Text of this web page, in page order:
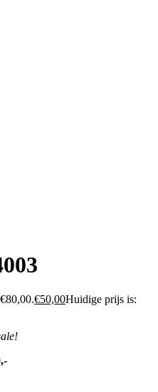
€50,00Huidige prijs is: